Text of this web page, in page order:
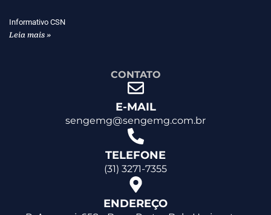
Informativo CSN
Leia mais »
CONTATO
E-MAIL
sengemg@sengemg.com.br
TELEFONE
(31) 3271-7355
ENDEREÇO